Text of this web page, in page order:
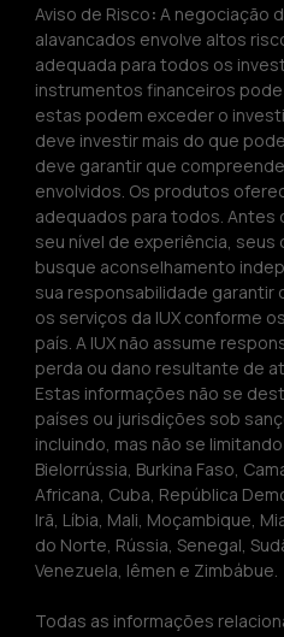
Aviso de Risco: A negociação
alavancados envolve altos
adequada para todos os
instrumentos financeiros
estas podem exceder o
deve investir mais do que
deve garantir que
envolvidos. Os produtos
adequados para todos. Antes
seu nível de experiência,
busque aconselhamento
sua responsabilidade garantir
os serviços da IUX conforme
país. A IUX não assume
perda ou dano resultante de
Estas informações não se
países ou jurisdições sob
incluindo, mas não se
Bielorrússia, Burkina Faso,
Africana, Cuba, República
Irã, Líbia, Mali, Moçambique,
do Norte, Rússia, Senegal,
Venezuela, Iêmen e Zimbábue.
Todas as informações